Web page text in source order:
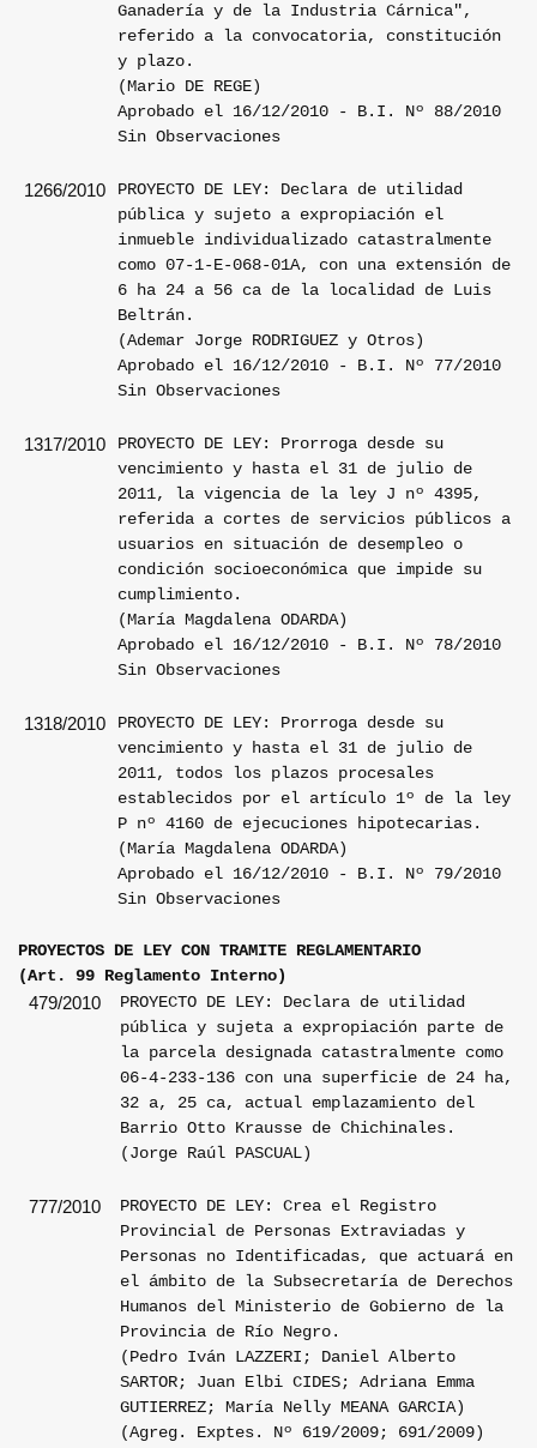
Ganadería y de la Industria Cárnica",
referido a la convocatoria, constitución
y plazo.
(Mario DE REGE)
Aprobado el 16/12/2010 - B.I. Nº 88/2010
Sin Observaciones
1266/2010
PROYECTO DE LEY: Declara de utilidad
pública y sujeto a expropiación el
inmueble individualizado catastralmente
como 07-1-E-068-01A, con una extensión de
6 ha 24 a 56 ca de la localidad de Luis
Beltrán.
(Ademar Jorge RODRIGUEZ y Otros)
Aprobado el 16/12/2010 - B.I. Nº 77/2010
Sin Observaciones
1317/2010
PROYECTO DE LEY: Prorroga desde su
vencimiento y hasta el 31 de julio de
2011, la vigencia de la ley J nº 4395,
referida a cortes de servicios públicos a
usuarios en situación de desempleo o
condición socioeconómica que impide su
cumplimiento.
(María Magdalena ODARDA)
Aprobado el 16/12/2010 - B.I. Nº 78/2010
Sin Observaciones
1318/2010
PROYECTO DE LEY: Prorroga desde su
vencimiento y hasta el 31 de julio de
2011, todos los plazos procesales
establecidos por el artículo 1º de la ley
P nº 4160 de ejecuciones hipotecarias.
(María Magdalena ODARDA)
Aprobado el 16/12/2010 - B.I. Nº 79/2010
Sin Observaciones
PROYECTOS DE LEY CON TRAMITE REGLAMENTARIO
(Art. 99 Reglamento Interno)
479/2010
PROYECTO DE LEY: Declara de utilidad
pública y sujeta a expropiación parte de
la parcela designada catastralmente como
06-4-233-136 con una superficie de 24 ha,
32 a, 25 ca, actual emplazamiento del
Barrio Otto Krausse de Chichinales.
(Jorge Raúl PASCUAL)
777/2010
PROYECTO DE LEY: Crea el Registro
Provincial de Personas Extraviadas y
Personas no Identificadas, que actuará en
el ámbito de la Subsecretaría de Derechos
Humanos del Ministerio de Gobierno de la
Provincia de Río Negro.
(Pedro Iván LAZZERI; Daniel Alberto
SARTOR; Juan Elbi CIDES; Adriana Emma
GUTIERREZ; María Nelly MEANA GARCIA)
(Agreg. Exptes. Nº 619/2009; 691/2009)